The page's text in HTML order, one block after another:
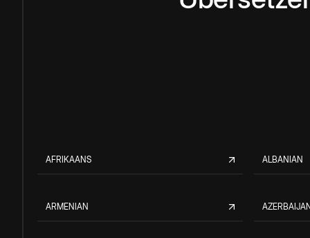
AFRIKAANS ALBANIAN
ARMENIAN